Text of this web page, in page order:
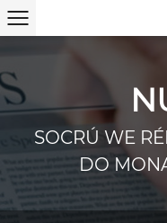
SOCRÚ WE
DO